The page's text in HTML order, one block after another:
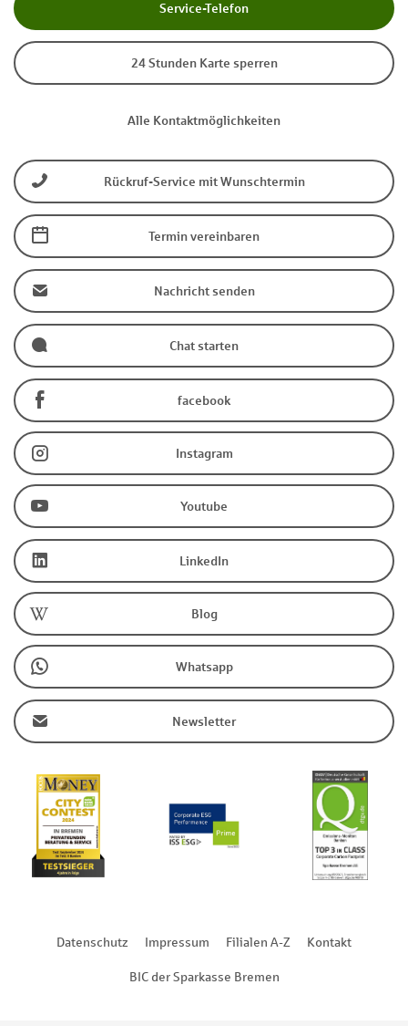
Service-Telefon
24 Stunden Karte sperren
Alle Kontaktmöglichkeiten
Rückruf-Service mit Wunschtermin
Termin vereinbaren
Nachricht senden
Chat starten
facebook
Instagram
Youtube
LinkedIn
Blog
Whatsapp
Newsletter
Datenschutz Impressum Filialen A-Z Kontakt
BIC der Sparkasse Bremen